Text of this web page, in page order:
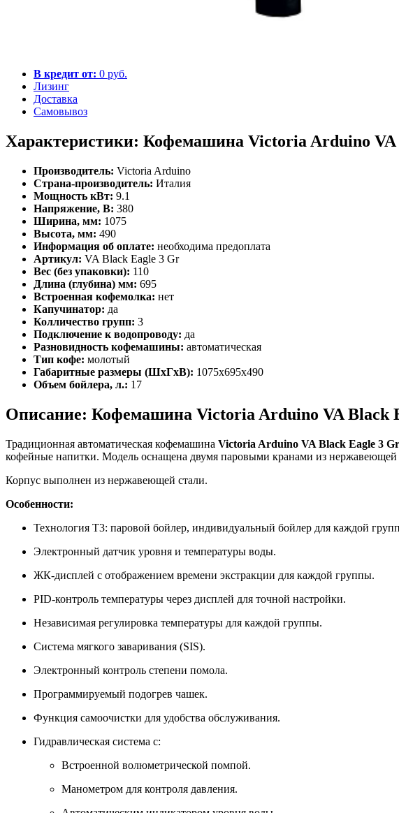
В кредит от: 0 руб.
Лизинг
Доставка
Самовывоз
Характеристики: Кофемашина Victoria Arduino VA
Производитель: Victoria Arduino
Страна-производитель: Италия
Мощность кВт: 9.1
Напряжение, В: 380
Ширина, мм: 1075
Высота, мм: 490
Информация об оплате: необходима предоплата
Артикул: VA Black Eagle 3 Gr
Вес (без упаковки): 110
Длина (глубина) мм: 695
Встроенная кофемолка: нет
Капучинатор: да
Колличество групп: 3
Подключение к водопроводу: да
Разновидность кофемашины: автоматическая
Тип кофе: молотый
Габаритные размеры (ШхГхВ): 1075x695x490
Объем бойлера, л.: 17
Описание: Кофемашина Victoria Arduino VA Black
Традиционная автоматическая кофемашина Victoria Arduino VA Black Eagle 3 Gr
кофейные напитки. Модель оснащена двумя паровыми кранами из нержавеющей
Корпус выполнен из нержавеющей стали.
Особенности:
Технология T3: паровой бойлер, индивидуальный бойлер для каждой
Электронный датчик уровня и температуры воды.
ЖК-дисплей с отображением времени экстракции для каждой группы.
PID-контроль температуры через дисплей для точной настройки.
Независимая регулировка температуры для каждой группы.
Система мягкого заваривания (SIS).
Электронный контроль степени помола.
Программируемый подогрев чашек.
Функция самоочистки для удобства обслуживания.
Гидравлическая система с:
Встроенной волюметрической помпой.
Манометром для контроля давления.